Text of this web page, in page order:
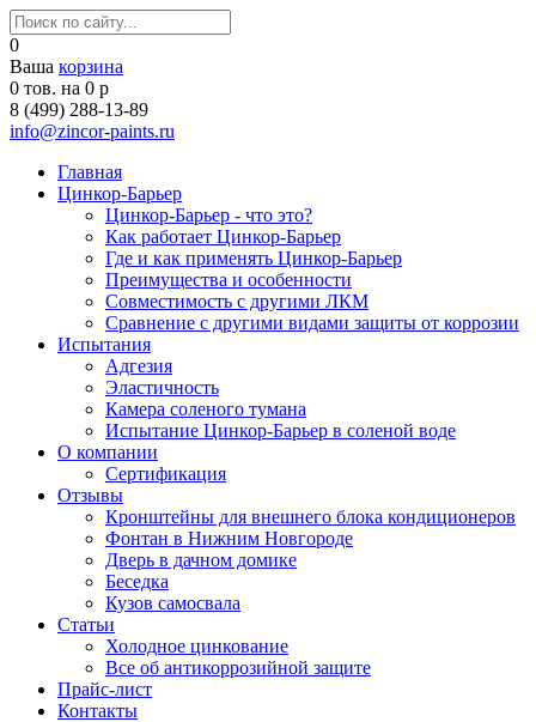
0
Ваша корзина
0 тов. на 0 р
8 (499) 288-13-89
info@zincor-paints.ru
Главная
Цинкор-Барьер
Цинкор-Барьер - что это?
Как работает Цинкор-Барьер
Где и как применять Цинкор-Барьер
Преимущества и особенности
Совместимость с другими ЛКМ
Сравнение с другими видами защиты от коррозии
Испытания
Адгезия
Эластичность
Камера соленого тумана
Испытание Цинкор-Барьер в соленой воде
О компании
Сертификация
Отзывы
Кронштейны для внешнего блока кондиционеров
Фонтан в Нижним Новгороде
Дверь в дачном домике
Беседка
Кузов самосвала
Статьи
Холодное цинкование
Все об антикоррозийной защите
Прайс-лист
Контакты